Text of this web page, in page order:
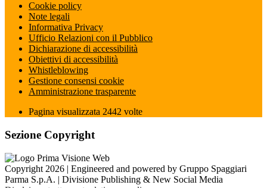
Cookie policy
Note legali
Informativa Privacy
Ufficio Relazioni con il Pubblico
Dichiarazione di accessibilità
Obiettivi di accessibilità
Whistleblowing
Gestione consensi cookie
Amministrazione trasparente
Pagina visualizzata 2442 volte
Sezione Copyright
Copyright 2026 | Engineered and powered by Gruppo Spaggiari
Parma S.p.A. | Divisione Publishing & New Social Media